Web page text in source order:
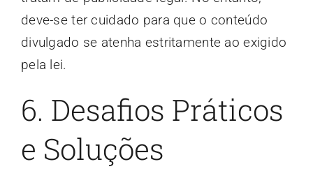
deve-se ter cuidado para que o conteúdo
divulgado se atenha estritamente ao exigido
pela lei.
6. Desafios Práticos
e Soluções